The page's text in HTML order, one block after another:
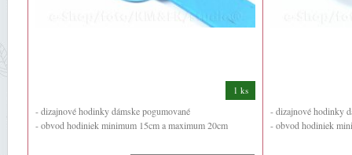
1 ks
- dizajnové hodinky dámske pogumované
- obvod hodiniek minimum 15cm a maximum 20cm
- dizajnové hodinky
- obvod hodiniek